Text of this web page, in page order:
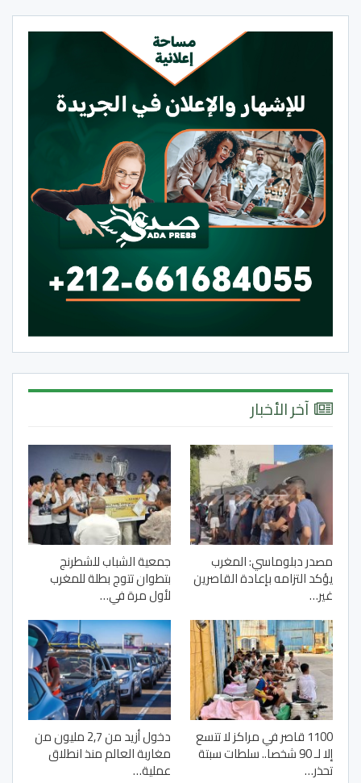
آخر الأخبار
مصدر دبلوماسي: المغرب
يؤكد التزامه بإعادة القاصرين
غير…
جمعية الشباب للشطرنج
بتطوان تتوج بطلة للمغرب
لأول مرة في…
1100 قاصر في مراكز لا تتسع
إلا لـ 90 شخصا.. سلطات سبتة
تحذر…
دخول أزيد من 2,7 مليون من
مغاربة العالم منذ انطلاق
عملية…